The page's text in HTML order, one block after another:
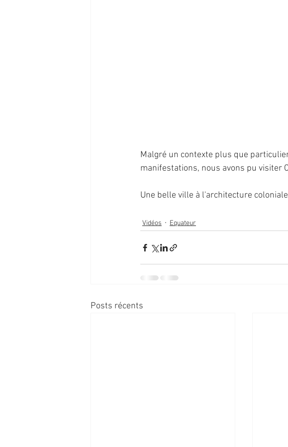
Malgré un contexte plus que
manifestations, nous avons pu visiter
Une belle ville à l'architecture
Vidéos Equateur
Posts récents